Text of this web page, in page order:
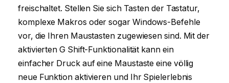
freischaltet. Stellen Sie sich Tasten der Tastatur,
komplexe Makros oder sogar Windows-Befehle
vor, die Ihren Maustasten zugewiesen sind. Mit der
aktivierten G Shift-Funktionalität kann ein
einfacher Druck auf eine Maustaste eine völlig
neue Funktion aktivieren und Ihr Spielerlebnis